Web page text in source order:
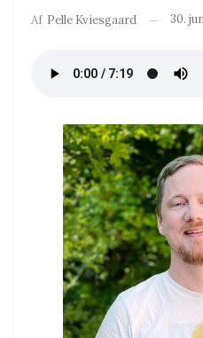
Af Pelle Kviesgaard 30.